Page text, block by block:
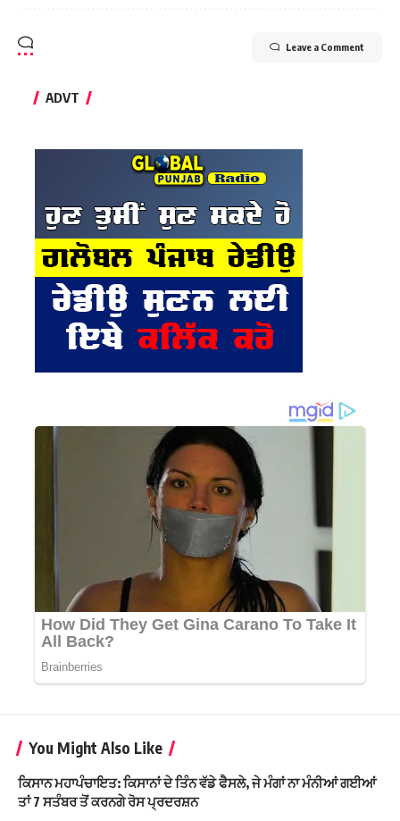
Leave a Comment
ADVT
You Might Also Like
ਕਿਸਾਨ ਮਹਾਪੰਚਾਇਤ: ਕਿਸਾਨਾਂ ਦੇ ਤਿੰਨ ਵੱਡੇ ਫੈਸਲੇ, ਜੇ ਮੰਗਾਂ ਨਾ ਮੰਨੀਆਂ ਗਈਆਂ
ਤਾਂ 7 ਸਤੰਬਰ ਤੋਂ ਕਰਨਗੇ ਰੋਸ ਪ੍ਰਦਰਸ਼ਨ